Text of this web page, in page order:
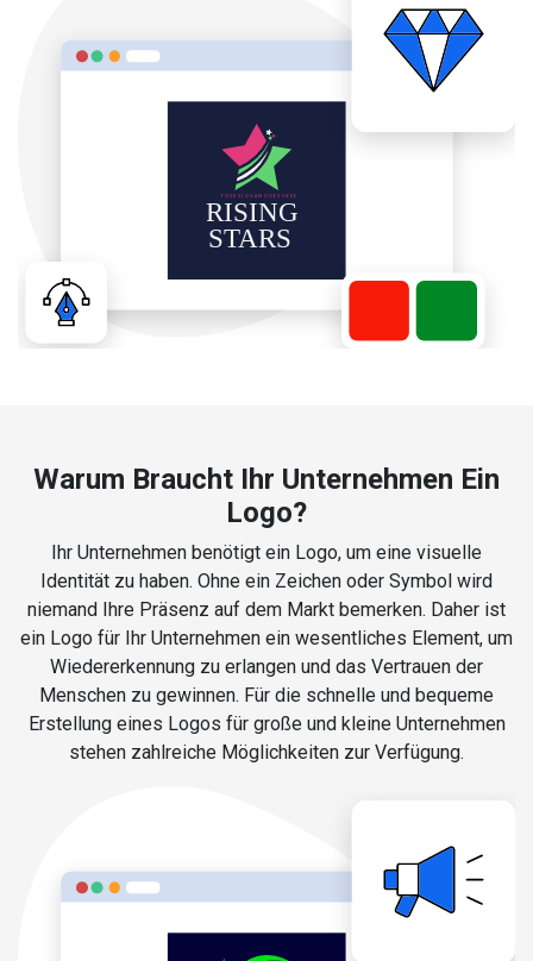
Warum Braucht Ihr Unternehmen Ein
Logo?
Ihr Unternehmen benötigt ein Logo, um eine visuelle
Identität zu haben. Ohne ein Zeichen oder Symbol wird
niemand Ihre Präsenz auf dem Markt bemerken. Daher ist
ein Logo für Ihr Unternehmen ein wesentliches Element, um
Wiedererkennung zu erlangen und das Vertrauen der
Menschen zu gewinnen. Für die schnelle und bequeme
Erstellung eines Logos für große und kleine Unternehmen
stehen zahlreiche Möglichkeiten zur Verfügung.